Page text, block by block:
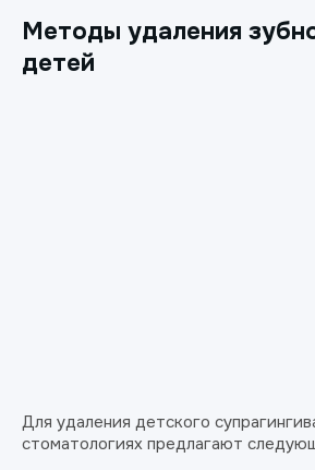
Методы удаления
детей
Для удаления детского
стоматологиях предлагают